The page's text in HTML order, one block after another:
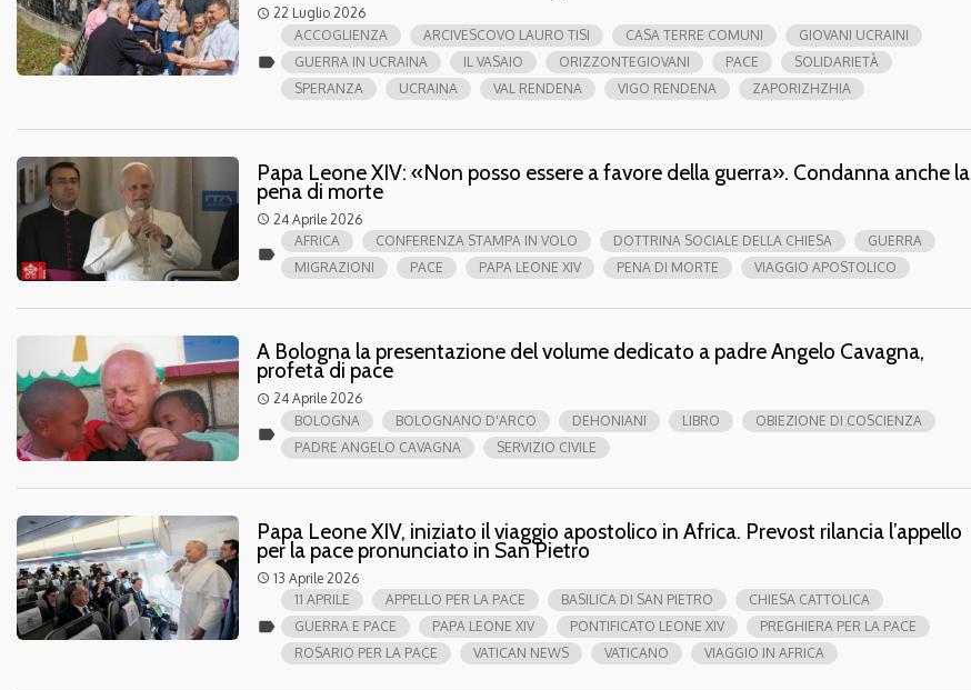
access_time 22 Luglio 2026
label
ACCOGLIENZA ARCIVESCOVO LAURO TISI CASA TERRE COMUNI
GIOVANI UCRAINI
GUERRA IN UCRAINA
IL VASAIO ORIZZONTEGIOVANI PACE
SOLIDARIETÀ
SPERANZA
UCRAINA VAL RENDENA VIGO RENDENA ZAPORIZHZHIA
Papa Leone XIV: «Non posso essere a favore della guerra». Condanna anche la
pena di morte
access_time 24 Aprile 2026
label
AFRICA CONFERENZA STAMPA IN VOLO DOTTRINA SOCIALE DELLA CHIESA
GUERRA
MIGRAZIONI
PACE PAPA LEONE XIV PENA DI MORTE VIAGGIO APOSTOLICO
A Bologna la presentazione del volume dedicato a padre Angelo Cavagna,
profeta di pace
access_time 24 Aprile 2026
label
BOLOGNA BOLOGNANO D'ARCO DEHONIANI LIBRO
OBIEZIONE DI COSCIENZA
PADRE ANGELO CAVAGNA
SERVIZIO CIVILE
Papa Leone XIV, iniziato il viaggio apostolico in Africa. Prevost rilancia l’appello
per la pace pronunciato in San Pietro
access_time 13 Aprile 2026
label
11 APRILE APPELLO PER LA PACE BASILICA DI SAN PIETRO
CHIESA CATTOLICA
GUERRA E PACE
PAPA LEONE XIV PONTIFICATO LEONE XIV
PREGHIERA PER LA PACE
ROSARIO PER LA PACE
VATICAN NEWS VATICANO VIAGGIO IN AFRICA